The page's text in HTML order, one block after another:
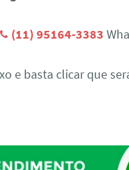
(11) 95164-3383
e basta clicar que